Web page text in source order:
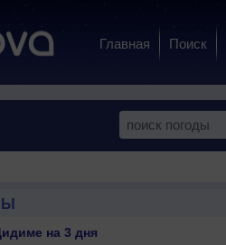
Главная Поиск
на 3 дня